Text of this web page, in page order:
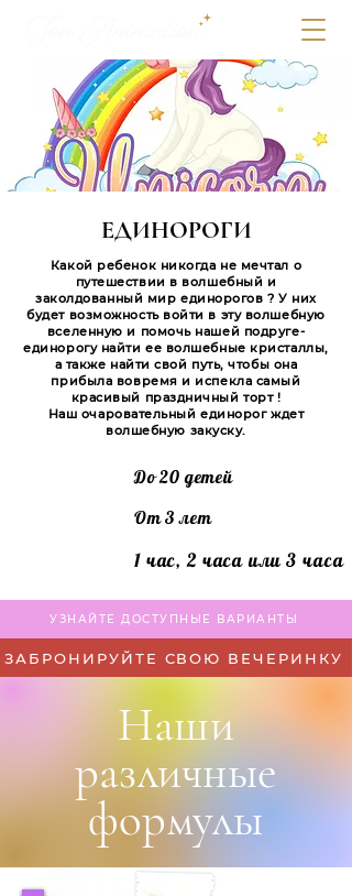
ЕДИНОРОГИ
Какой ребенок никогда не мечтал о
путешествии в волшебный и
заколдованный мир единорогов ? У них
будет возможность войти в эту волшебную
вселенную и помочь нашей подруге-
единорогу найти ее волшебные кристаллы,
а также найти свой путь, чтобы она
прибыла вовремя и испекла самый
красивый праздничный торт !
Наш очаровательный единорог ждет
волшебную закуску.
До 20 детей
От 3 лет
1 час, 2 часа или 3 часа
УЗНАЙТЕ ДОСТУПНЫЕ ВАРИАНТЫ
ЗАБРОНИРУЙТЕ СВОЮ ВЕЧЕРИНКУ
Наши
различные
формулы